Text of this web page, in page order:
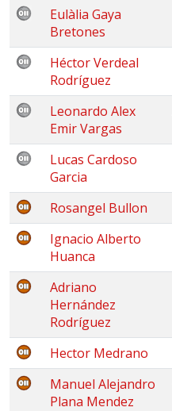
Eulàlia Gaya
Bretones
Héctor Verdeal
Rodríguez
Leonardo Alex
Emir Vargas
Lucas Cardoso
Garcia
Rosangel Bullon
Ignacio Alberto
Huanca
Adriano
Hernández
Rodríguez
Hector Medrano
Manuel Alejandro
Plana Mendez